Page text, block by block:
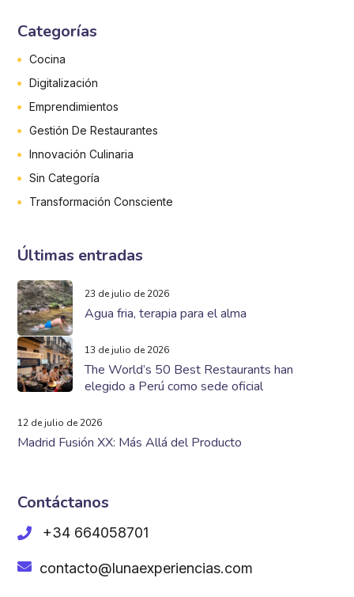
Categorías
Cocina
Digitalización
Emprendimientos
Gestión De Restaurantes
Innovación Culinaria
Sin Categoría
Transformación Consciente
Últimas entradas
23 de julio de 2026
Agua fria, terapia para el alma
13 de julio de 2026
The World’s 50 Best Restaurants han
elegido a Perú como sede oficial
12 de julio de 2026
Madrid Fusión XX: Más Allá del Producto
Contáctanos
+34 664058701
contacto@lunaexperiencias.com